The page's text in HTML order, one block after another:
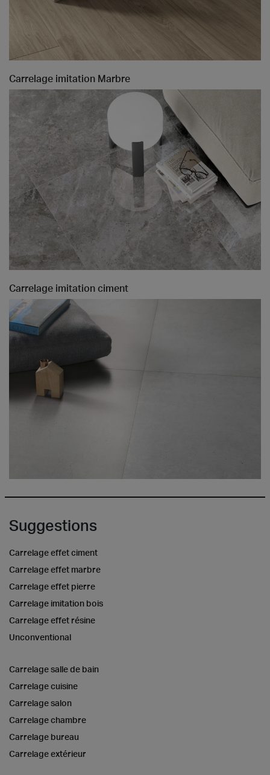
Carrelage imitation Marbre
Carrelage imitation ciment
Suggestions
Carrelage effet ciment
Carrelage effet marbre
Carrelage effet pierre
Carrelage imitation bois
Carrelage effet résine
Unconventional
Carrelage salle de bain
Carrelage cuisine
Carrelage salon
Carrelage chambre
Carrelage bureau
Carrelage extérieur